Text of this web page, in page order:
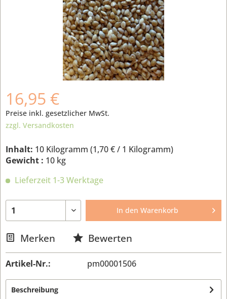
16,95 €
Preise inkl. gesetzlicher MwSt.
zzgl. Versandkosten
Inhalt: 10 Kilogramm (1,70 €/ 1 Kilogramm)
Gewicht : 10 kg
Lieferzeit 1-3 Werktage
In den Warenkorb
Merken Bewerten
Artikel-Nr.: pm00001506
Beschreibung